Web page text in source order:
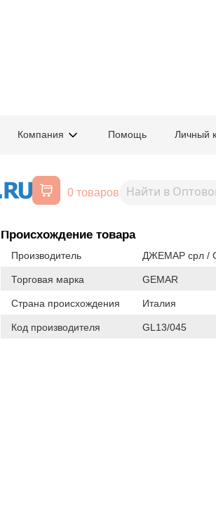
Компания Помощь Личный
0 товаров
1108-0602
Происхождение товара
Производитель ДЖЕМАР срл /
Торговая марка GEMAR
Страна происхождения Италия
Код производителя GL13/045